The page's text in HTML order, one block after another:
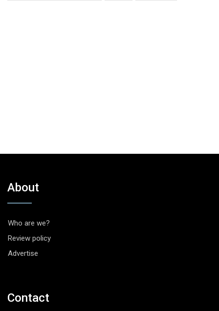
About
Who are we?
Review policy
Advertise
Contact